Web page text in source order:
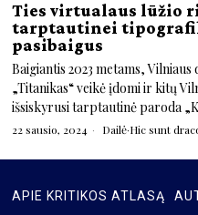
Ties virtualaus lūžio
tarptautinei
pasibaigus
Baigiantis 2023 metams,
„Titanikas“ veikė įdomi ir kitų
išsiskyrusi tarptautinė paroda
22 sausio, 2024 Dailė·Hic sunt
APIE KRITIKOS ATLASĄ